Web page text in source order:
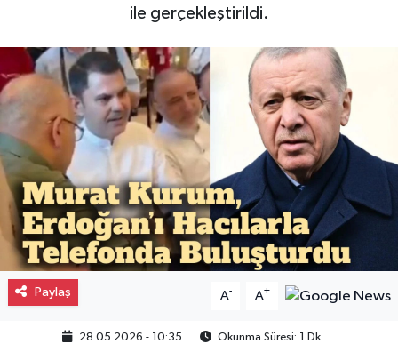
ile gerçekleştirildi.
Paylaş A- A+
28.05.2026 - 10:35 Okunma Süresi: 1 Dk
Gayrimenkul
Spor
Eğitim